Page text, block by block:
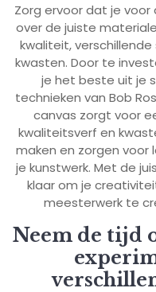
Zorg ervoor dat je voor
over de juiste
kwaliteit,
kwasten. Door te
je het beste uit je
technieken van Bob
canvas zorgt voor
kwaliteitsverf en
maken en zorgen voor
je kunstwerk. Met de
klaar om je
meesterwerk te
Neem de tijd